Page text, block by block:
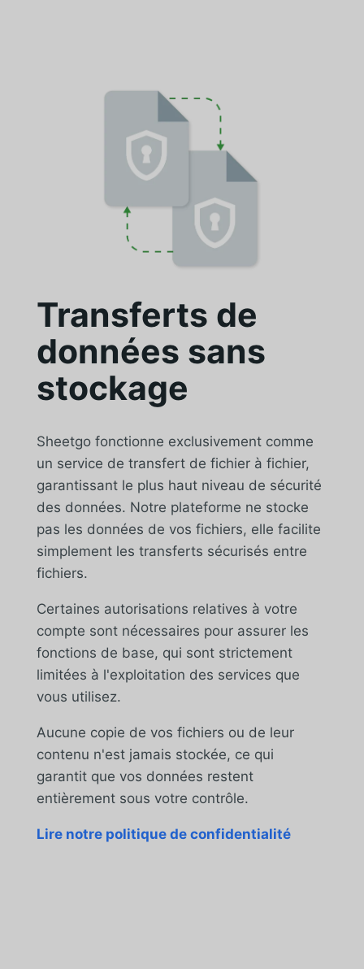
Transferts de
données sans
stockage
Sheetgo fonctionne exclusivement comme
un service de transfert de fichier à fichier,
garantissant le plus haut niveau de sécurité
des données. Notre plateforme ne stocke
pas les données de vos fichiers, elle facilite
simplement les transferts sécurisés entre
fichiers.
Certaines autorisations relatives à votre
compte sont nécessaires pour assurer les
fonctions de base, qui sont strictement
limitées à l'exploitation des services que
vous utilisez.
Aucune copie de vos fichiers ou de leur
contenu n'est jamais stockée, ce qui
garantit que vos données restent
entièrement sous votre contrôle.
Lire notre politique de confidentialité